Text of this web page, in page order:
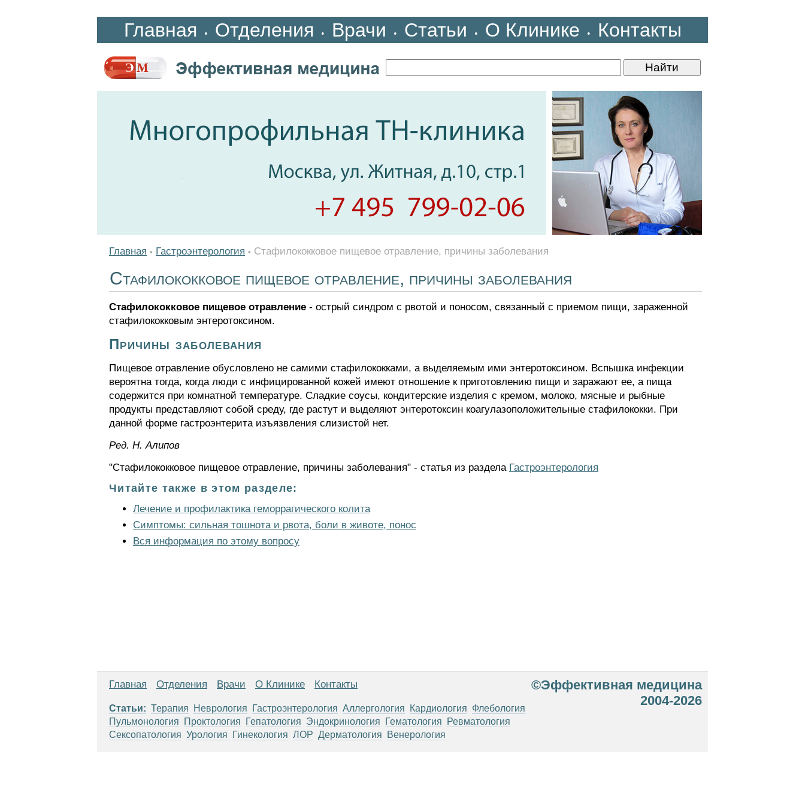
Главная • Отделения • Врачи • Статьи • О Клинике • Контакты
Главная • Гастроэнтерология • Стафилококковое пищевое отравление, причины заболевания
Стафилококковое пищевое отравление, причины заболевания
Стафилококковое пищевое отравление - острый синдром с рвотой и поносом, связанный с приемом пищи, зараженной
стафилококковым энтеротоксином.
Причины заболевания
Пищевое отравление обусловлено не самими стафилококками, а выделяемым ими энтеротоксином. Вспышка инфекции
вероятна тогда, когда люди с инфицированной кожей имеют отношение к приготовлению пищи и заражают ее, а пища
содержится при комнатной температуре. Сладкие соусы, кондитерские изделия с кремом, молоко, мясные и рыбные
продукты представляют собой среду, где растут и выделяют энтеротоксин коагулазоположительные стафилококки. При
данной форме гастроэнтерита изъязвления слизистой нет.
Ред. Н. Алипов
"Стафилококковое пищевое отравление, причины заболевания" - статья из раздела Гастроэнтерология
Читайте также в этом разделе:
Лечение и профилактика геморрагического колита
Симптомы: сильная тошнота и рвота, боли в животе, понос
Вся информация по этому вопросу
Главная Отделения Врачи О Клинике Контакты
Статьи: Терапия Неврология Гастроэнтерология Аллергология Кардиология Флебология
Пульмонология
Проктология Гепатология Эндокринология Гематология
Ревматология
Сексопатология Урология Гинекология ЛОР Дерматология Венерология
©Эффективная медицина
2004-2026